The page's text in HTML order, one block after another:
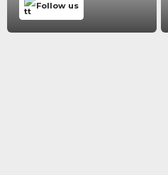
Follow us